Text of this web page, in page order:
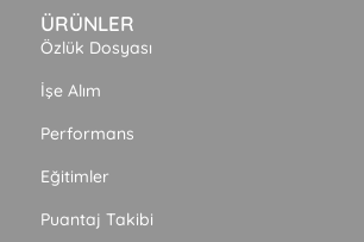
ÜRÜNLER
Özlük Dosyası
İşe Alım
Performans
Eğitimler
Puantaj Takibi